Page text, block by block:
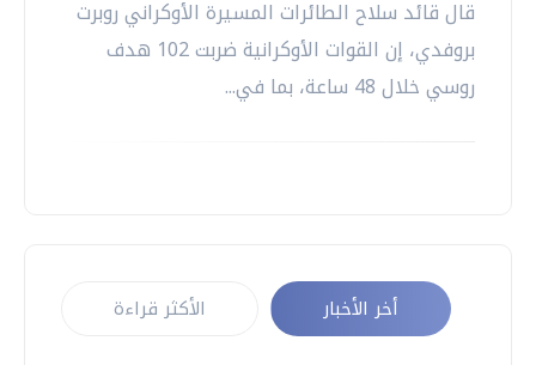
قال قائد سلاح ‌الطائرات المسيرة الأوكراني ​روبرت
بروفدي، إن القوات الأوكرانية ضربت 102 هدف
روسي خلال 48 ساعة، بما في...
أخر الأخبار الأكثر قراءة